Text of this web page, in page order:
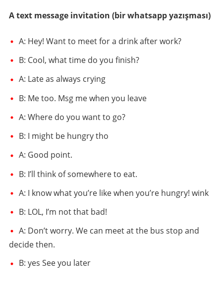
A text message invitation (bir whatsapp yazışması)
A: Hey! Want to meet for a drink after work?
B: Cool, what time do you finish?
A: Late as always crying
B: Me too. Msg me when you leave
A: Where do you want to go?
B: I might be hungry tho
A: Good point.
B: I’ll think of somewhere to eat.
A: I know what you’re like when you’re hungry! wink
B: LOL, I’m not that bad!
A: Don’t worry. We can meet at the bus stop and
decide then.
B: yes See you later